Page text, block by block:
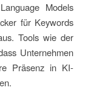
Models
für Keywords
Tools wie der
Unternehmen
Präsenz in KI-